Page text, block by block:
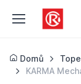
Domů
KARMA